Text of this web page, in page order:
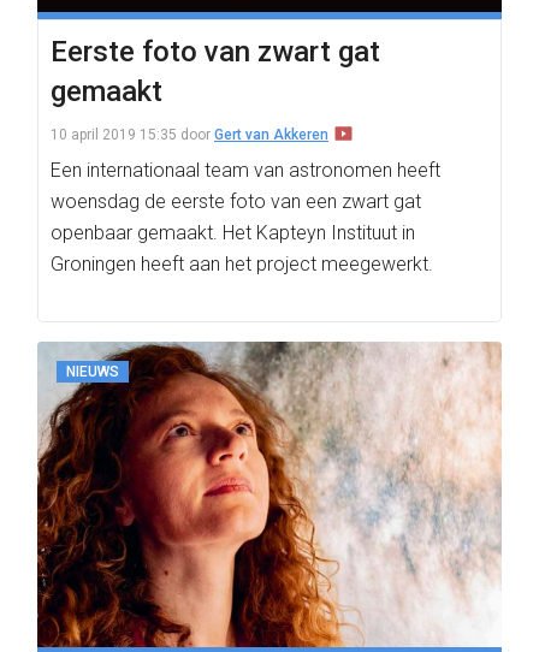
Eerste foto van zwart gat
gemaakt
10 april 2019 15:35 door Gert van Akkeren
Een internationaal team van astronomen heeft
woensdag de eerste foto van een zwart gat
openbaar gemaakt. Het Kapteyn Instituut in
Groningen heeft aan het project meegewerkt.
NIEUWS